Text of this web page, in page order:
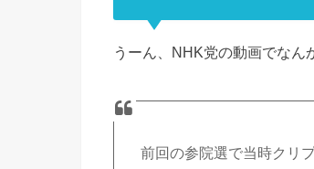
うーん、NHK党の動画でなん
前回の参院選で当時クリ